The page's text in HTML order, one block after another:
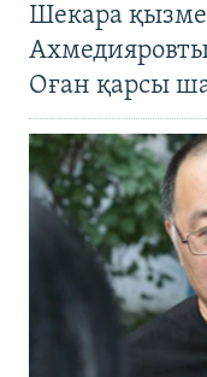
Шекара
Оған қарсы